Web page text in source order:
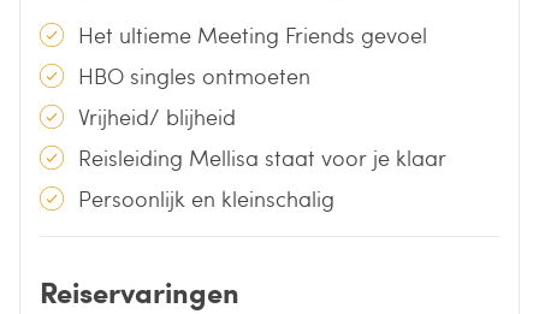
Het ultieme Meeting Friends gevoel
HBO singles ontmoeten
Vrijheid/ blijheid
Reisleiding Mellisa staat voor je klaar
Persoonlijk en kleinschalig
Reiservaringen